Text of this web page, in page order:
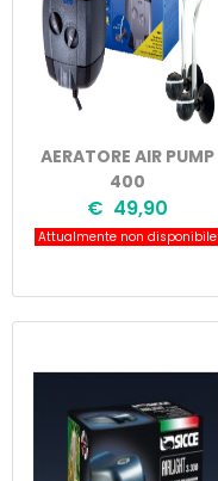
AERATORE AIR PUMP
400
€ 49,90
Attualmente non disponibile